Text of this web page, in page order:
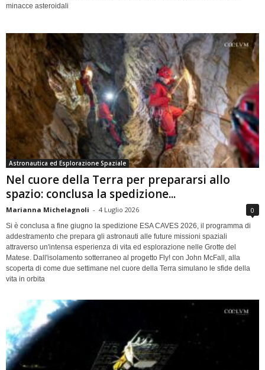
minacce asteroidali
Astronautica ed Esplorazione Spaziale
Nel cuore della Terra per prepararsi allo
spazio: conclusa la spedizione...
Marianna Michelagnoli - 4 Luglio 2026 0
Si è conclusa a fine giugno la spedizione ESA CAVES 2026, il programma di
addestramento che prepara gli astronauti alle future missioni spaziali
attraverso un'intensa esperienza di vita ed esplorazione nelle Grotte del
Matese. Dall'isolamento sotterraneo al progetto Fly! con John McFall, alla
scoperta di come due settimane nel cuore della Terra simulano le sfide della
vita in orbita